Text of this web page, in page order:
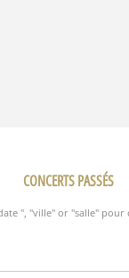
CONCERTS PASSÉS
", "ville" or "salle" pour